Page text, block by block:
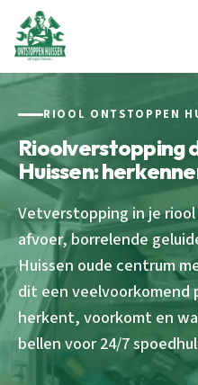
RIOOL ONTSTOPPEN
Rioolverstopping
Huissen:
Vetverstopping in je
afvoer, borrelende
Huissen oude centrum
dit een veelvoorkomend
herkent, voorkomt en
bellen voor 24/7